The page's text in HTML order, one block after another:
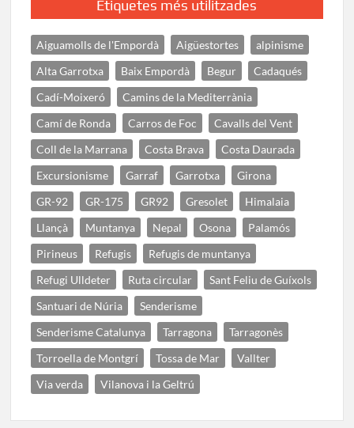
Etiquetes més utilitzades
Aiguamolls de l'Empordà Aigüestortes
alpinisme
Alta Garrotxa
Baix Empordà Begur
Cadaqués
Cadí-Moixeró
Camins de la Mediterrània
Camí de Ronda
Carros de Foc
Cavalls del Vent
Coll de la Marrana
Costa Brava
Costa Daurada
Excursionisme
Garraf Garrotxa
Girona
GR-92
GR-175 GR92 Gresolet
Himalaia
Llançà
Muntanya Nepal Osona
Palamós
Pirineus
Refugis
Refugis de muntanya
Refugi Ulldeter
Ruta circular
Sant Feliu de Guíxols
Santuari de Núria
Senderisme
Senderisme Catalunya
Tarragona
Tarragonès
Torroella de Montgrí
Tossa de Mar
Vallter
Via verda
Vilanova i la Geltrú